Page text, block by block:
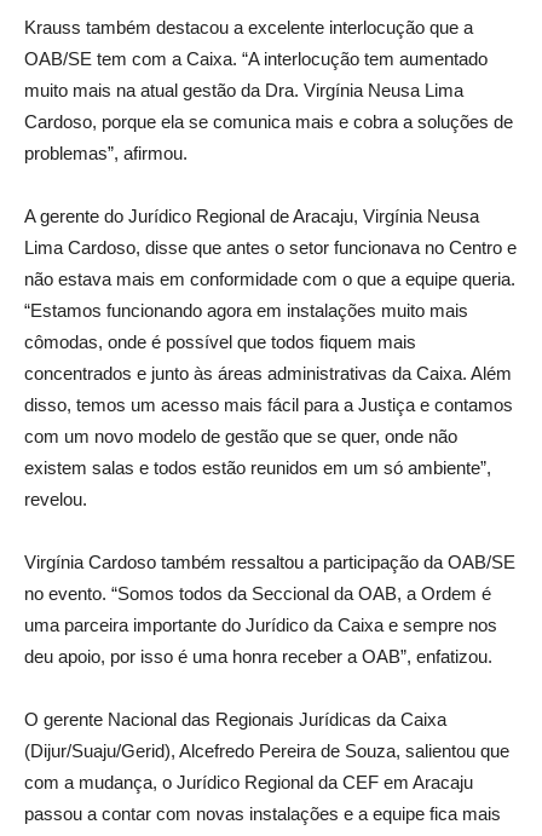
Krauss também destacou a excelente interlocução que a
OAB/SE tem com a Caixa. “A interlocução tem aumentado
muito mais na atual gestão da Dra. Virgínia Neusa Lima
Cardoso, porque ela se comunica mais e cobra a soluções de
problemas”, afirmou.
A gerente do Jurídico Regional de Aracaju, Virgínia Neusa
Lima Cardoso, disse que antes o setor funcionava no Centro e
não estava mais em conformidade com o que a equipe queria.
“Estamos funcionando agora em instalações muito mais
cômodas, onde é possível que todos fiquem mais
concentrados e junto às áreas administrativas da Caixa. Além
disso, temos um acesso mais fácil para a Justiça e contamos
com um novo modelo de gestão que se quer, onde não
existem salas e todos estão reunidos em um só ambiente”,
revelou.
Virgínia Cardoso também ressaltou a participação da OAB/SE
no evento. “Somos todos da Seccional da OAB, a Ordem é
uma parceira importante do Jurídico da Caixa e sempre nos
deu apoio, por isso é uma honra receber a OAB”, enfatizou.
O gerente Nacional das Regionais Jurídicas da Caixa
(Dijur/Suaju/Gerid), Alcefredo Pereira de Souza, salientou que
com a mudança, o Jurídico Regional da CEF em Aracaju
passou a contar com novas instalações e a equipe fica mais